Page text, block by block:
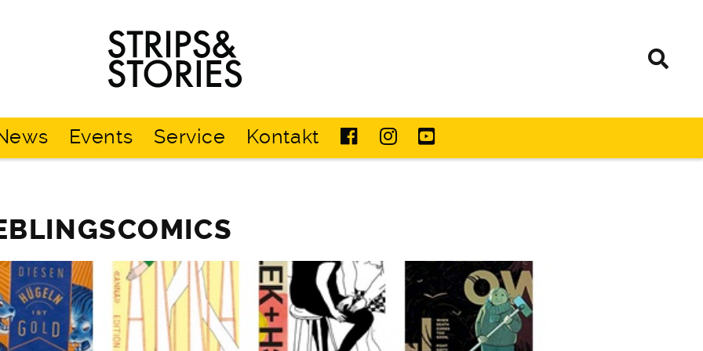
Strips
&
Stories
Events Service Kontakt